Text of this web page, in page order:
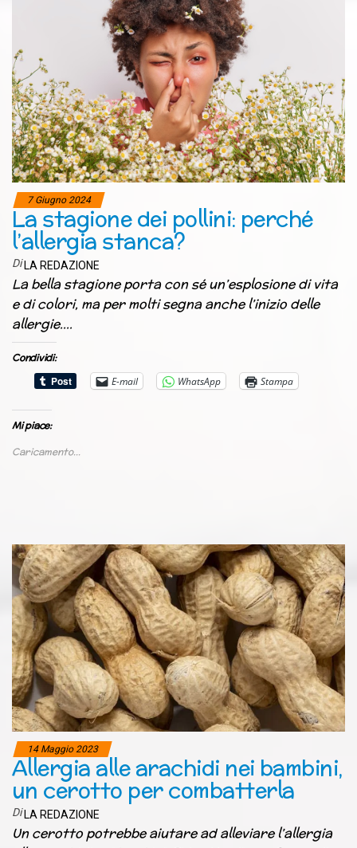
7 Giugno 2024
La stagione dei pollini: perché
l’allergia stanca?
Di LA REDAZIONE
La bella stagione porta con sé un’esplosione di vita
e di colori, ma per molti segna anche l’inizio delle
allergie.…
Condividi:
E-mail
WhatsApp Stampa
Mi piace:
Caricamento...
14 Maggio 2023
Allergia alle arachidi nei bambini,
un cerotto per combatterla
Di LA REDAZIONE
Un cerotto potrebbe aiutare ad alleviare l’allergia